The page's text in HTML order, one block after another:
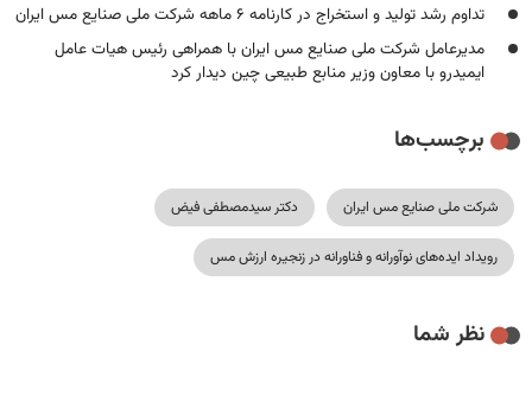
تداوم رشد تولید و استخراج در کارنامه ۶ ماهه شرکت ملی صنایع مس ایران
مدیرعامل شرکت ملی صنایع مس ایران با همراهی رئیس هیات عامل
ایمیدرو با معاون وزیر منابع طبیعی چین دیدار کرد
برچسب‌ها
شرکت ملی صنایع مس ایران دکتر سیدمصطفی فیض
رویداد ایده‌های نوآورانه و فناورانه در زنجیره ارزش مس
نظر شما